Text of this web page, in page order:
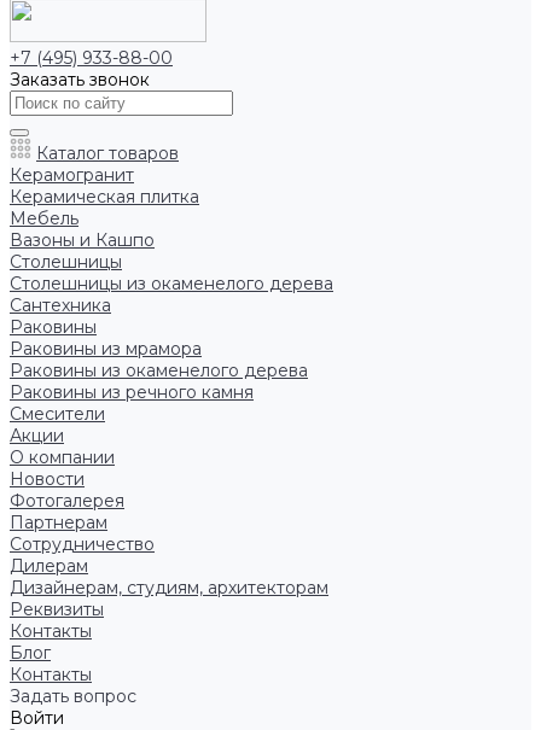
+7 (495) 933-88-00
Заказать звонок
Каталог товаров
Керамогранит
Керамическая плитка
Мебель
Вазоны и Кашпо
Столешницы
Столешницы из окаменелого дерева
Сантехника
Раковины
Раковины из мрамора
Раковины из окаменелого дерева
Раковины из речного камня
Смесители
Акции
О компании
Новости
Фотогалерея
Партнерам
Сотрудничество
Дилерам
Дизайнерам, студиям, архитекторам
Реквизиты
Контакты
Блог
Контакты
Задать вопрос
Войти